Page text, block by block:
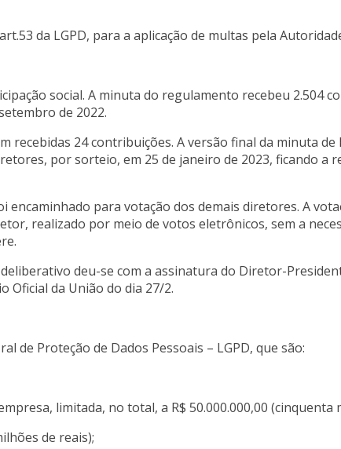
da LGPD, para a aplicação de multas pela
social. A minuta do regulamento recebeu 2.504
de 2022.
recebidas 24 contribuições. A versão final da minuta
por sorteio, em 25 de janeiro de 2023, ficando a
para votação dos demais diretores. A
realizado por meio de votos eletrônicos, sem a
deu-se com a assinatura do Diretor-
Oficial da União do dia 27/2.
de Proteção de Dados Pessoais – LGPD, que são:
limitada, no total, a R$ 50.000.000,00
de reais);